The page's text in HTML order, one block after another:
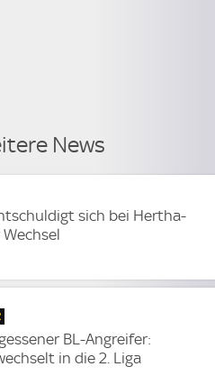
News
sich bei Hertha-
BL-Angreifer:
in die 2. Liga